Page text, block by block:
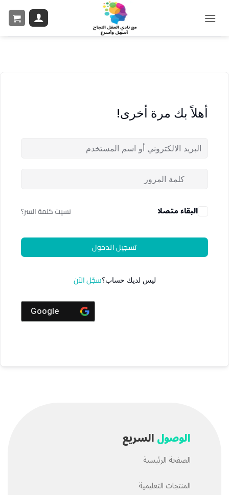
أهلاً بك مرة أخرى!
البقاء متصلا نسيت كلمة السر؟
تسجيل الدخول
ليس لديك حساب؟سجّل الآن
Google
الوصولالسريع
الصفحة الرئيسية
المنتجات التعليمية